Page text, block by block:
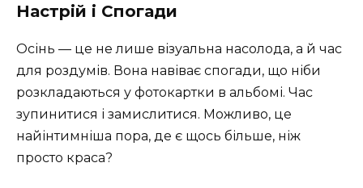
Настрій і Спогади
Осінь — це не лише візуальна насолода, а й час
для роздумів. Вона навіває спогади, що ніби
розкладаються у фотокартки в альбомі. Час
зупинитися і замислитися. Можливо, це
найінтимніша пора, де є щось більше, ніж
просто краса?